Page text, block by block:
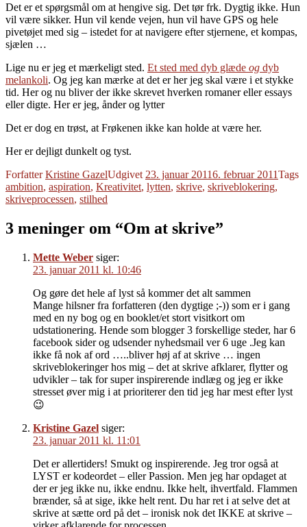
Det er et spørgsmål om at hengive sig. Det tør frk. Dygtig ikke. Hun
vil være sikker. Hun vil kende vejen, hun vil have GPS og hele
pivetøjet med sig – istedet for at navigere efter stjernene, et kompas,
sjælen …
Lige nu er jeg et mærkeligt sted. Et sted med dyb glæde og dyb
melankoli. Og jeg kan mærke at det er her jeg skal være i et stykke
tid. Her og nu bliver der ikke skrevet hverken romaner eller essays
eller digte. Her er jeg, ånder og lytter
Det er dog en trøst, at Frøkenen ikke kan holde at være her.
Her er dejligt dunkelt og tyst.
ForfatterKristine GazelUdgivet 23. januar 20116. februar 2011Tags
ambition, aspiration, Kreativitet, lytten, skrive, skriveblokering,
skriveprocessen, stilhed
3 meninger om “Om at skrive”
Mette Weber siger:
23. januar 2011 kl. 10:46
Og gøre det hele af lyst så kommer det alt sammen
Mange hilsner fra forfatteren (den dygtige ;-)) som er i gang
med en ny bog og en booklet/et stort visitkort om
udstationering. Hende som blogger 3 forskellige steder, har 6
facebook sider og udsender nyhedsmail ver 6 uge .Jeg kan
ikke få nok af ord …..bliver høj af at skrive … ingen
skriveblokeringer hos mig – det at skrive afklarer, flytter og
udvikler – tak for super inspirerende indlæg og jeg er ikke
stresset øver mig i at prioriterer den tid jeg har mest efter lyst
😉
Kristine Gazel siger:
23. januar 2011 kl. 11:01
Det er allertiders! Smukt og inspirerende. Jeg tror også at
LYST er kodeordet – eller Passion. Men jeg har opdaget at
der er jeg ikke nu, ikke endnu. Ikke helt, ihvertfald. Flammen
brænder, så at sige, ikke helt rent. Du har ret i at selve det at
skrive at sætte ord på det – ironisk nok det IKKE at skrive –